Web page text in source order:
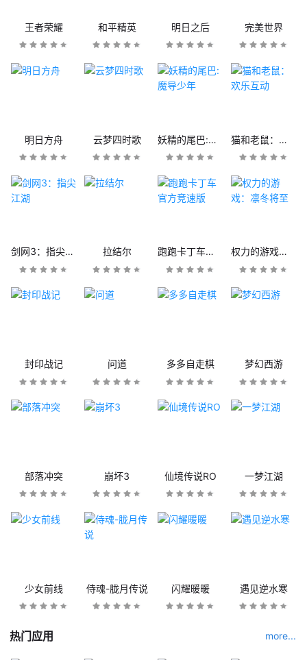
王者荣耀 和平精英 明日之后 完美世界
明日方舟 云梦四时歌 妖精的尾巴:魔导少年 猫和老鼠：欢乐互动
剑网3：指尖江湖 拉结尔 跑跑卡丁车官方竞速版 权力的游戏：凛冬将至
封印战记 问道 多多自走棋 梦幻西游
部落冲突 崩坏3 仙境传说RO 一梦江湖
少女前线 侍魂-胧月传说 闪耀暖暖 遇见逆水寒
热门应用 more...